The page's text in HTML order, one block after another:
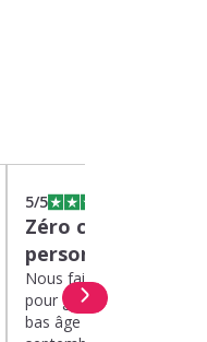
5/5
Zéro charge
personnel de
Nous faisons appel à
pour garder nos deux
bas âge le mercredi